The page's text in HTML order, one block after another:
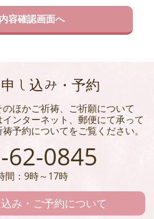
し込み・予約
ほかご祈祷、ご祈願について
ンターネット、郵便にて承って
予約についてをご覧ください。
62-0845
間：9時～17時
み・ご予約について